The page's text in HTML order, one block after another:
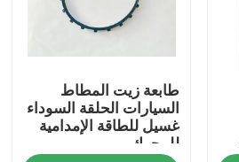
طابعة زيت المطاط
السيارات الحلقة السوداء
غسيل للطاقة الإمدامية
للمحرك